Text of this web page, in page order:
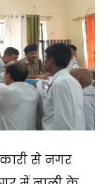
से नगर